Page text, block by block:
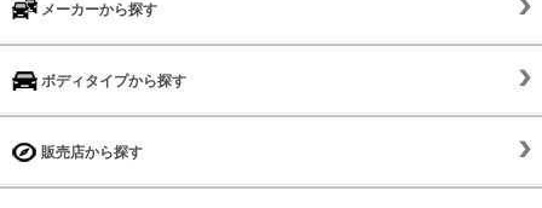
メーカーから探す
ボディタイプから探す
販売店から探す